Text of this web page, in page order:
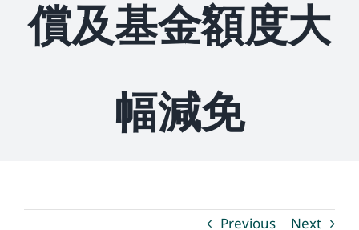
媒體新聞
償及基金額度大
幅減免
Previous Next